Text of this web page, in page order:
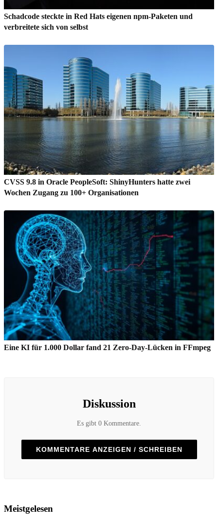
Schadcode steckte in Red Hats eigenen npm-Paketen und
verbreitete sich von selbst
CVSS 9.8 in Oracle PeopleSoft: ShinyHunters hatte zwei
Wochen Zugang zu 100+ Organisationen
Eine KI für 1.000 Dollar fand 21 Zero-Day-Lücken in FFmpeg
Diskussion
Es gibt 0 Kommentare.
KOMMENTARE ANZEIGEN / SCHREIBEN
Meistgelesen